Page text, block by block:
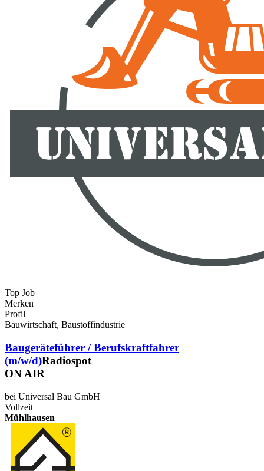
Top Job
Merken
Profil
Bauwirtschaft, Baustoffindustrie
Baugeräteführer / Berufskraftfahrer
(m/w/d)Radiospot
ON AIR
bei Universal Bau GmbH
Vollzeit
Mühlhausen